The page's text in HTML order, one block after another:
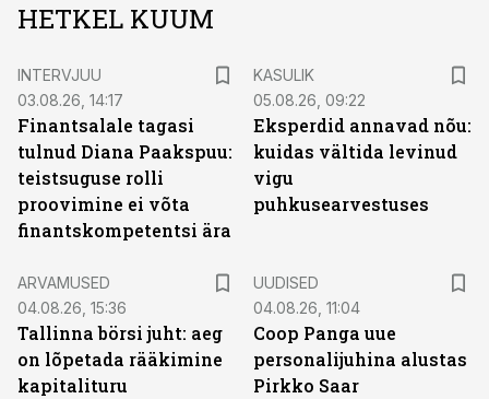
HETKEL KUUM
INTERVJUU
03.08.26, 14:17
Finantsalale tagasi
tulnud Diana Paakspuu:
teistsuguse rolli
proovimine ei võta
finantskompetentsi ära
KASULIK
05.08.26, 09:22
Eksperdid annavad nõu:
kuidas vältida levinud
vigu
puhkusearvestuses
ARVAMUSED
04.08.26, 15:36
Tallinna börsi juht: aeg
on lõpetada rääkimine
kapitalituru
UUDISED
04.08.26, 11:04
Coop Panga uue
personalijuhina alustas
Pirkko Saar